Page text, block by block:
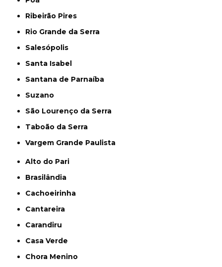
Ribeirão Pires
Rio Grande da Serra
Salesópolis
Santa Isabel
Santana de Parnaíba
Suzano
São Lourenço da Serra
Taboão da Serra
Vargem Grande Paulista
Alto do Pari
Brasilândia
Cachoeirinha
Cantareira
Carandiru
Casa Verde
Chora Menino